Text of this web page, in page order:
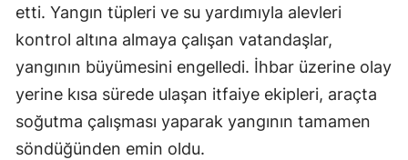
etti. Yangın tüpleri ve su yardımıyla alevleri
kontrol altına almaya çalışan vatandaşlar,
yangının büyümesini engelledi. İhbar üzerine olay
yerine kısa sürede ulaşan itfaiye ekipleri, araçta
soğutma çalışması yaparak yangının tamamen
söndüğünden emin oldu.